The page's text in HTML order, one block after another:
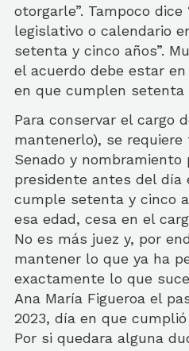
otorgarle”. Tampoco
legislativo o calendario
setenta y cinco años”.
el acuerdo debe estar
en que cumplen setenta
Para conservar el cargo
mantenerlo), se
Senado y nombramiento
presidente antes del día
cumple setenta y cinco
esa edad, cesa en el
No es más juez y, por
mantener lo que ya ha
exactamente lo que
Ana María Figueroa el
2023, día en que
Por si quedara alguna